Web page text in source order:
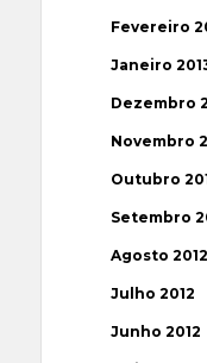
Fevereiro
Janeiro
Dezembro
Novembro
Outubro
Setembro
Agosto 2012
Julho 2012
Junho 2012